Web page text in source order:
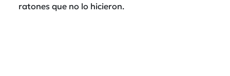
ratones que no lo hicieron.